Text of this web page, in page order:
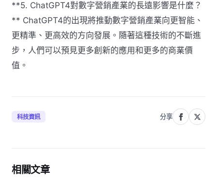
**5. ChatGPT4對數字營銷產業的長遠影響是什麼？
** ChatGPT4的出現將推動數字營銷產業向更智能、
更精準、更高效的方向發展。隨著這種技術的不斷進
步，人們可以預見更多創新的應用和更多的商業價
值。
科技資訊 分享
相關文章